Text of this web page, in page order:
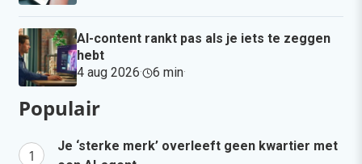
AI-content rankt pas als je iets te zeggen
hebt
4 aug 2026· 6 min·
Populair
Je ‘sterke merk’ overleeft geen kwartier met